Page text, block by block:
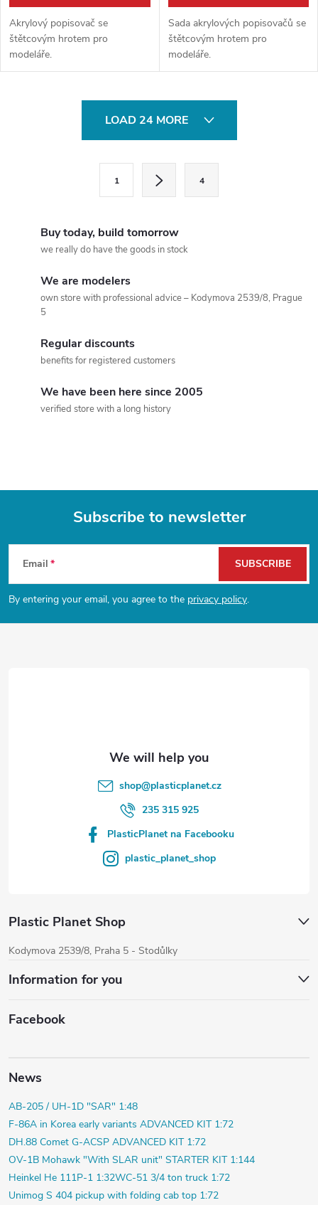
Akrylový popisovač se
štětcovým hrotem pro
modeláře.
Sada akrylových popisovačů se
štětcovým hrotem pro
modeláře.
l
LOAD 24 MORE
1 4
Buy today, build tomorrow
we really do have the goods in stock
We are modelers
own store with professional advice – Kodymova 2539/8, Prague
5
Regular discounts
benefits for registered customers
We have been here since 2005
verified store with a long history
F
o
o
Subscribe to newsletter
Email
By entering your email, you agree to the privacy policy.
SUBSCRIBE
shop@plasticplanet.cz
235 315 925
PlasticPlanet na Facebooku
plastic_planet_shop
Plastic Planet Shop
Kodymova 2539/8, Praha 5 - Stodůlky
Information for you
Facebook
News
AB-205 / UH-1D "SAR" 1:48
F-86A in Korea early variants ADVANCED KIT 1:72
DH.88 Comet G-ACSP ADVANCED KIT 1:72
OV-1B Mohawk "With SLAR unit" STARTER KIT 1:144
Heinkel He 111P-1 1:32WC-51 3/4 ton truck 1:72
Unimog S 404 pickup with folding cab top 1:72